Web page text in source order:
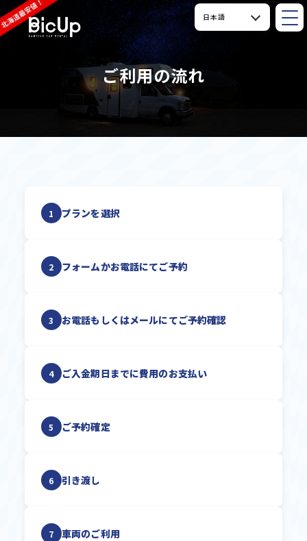
ご利用の流れ
1 プランを選択
2 フォームかお電話にてご予約
3 お電話もしくはメールにてご予約確認
4 ご入金期日までに費用のお支払い
5 ご予約確定
6 引き渡し
7 車両のご利用